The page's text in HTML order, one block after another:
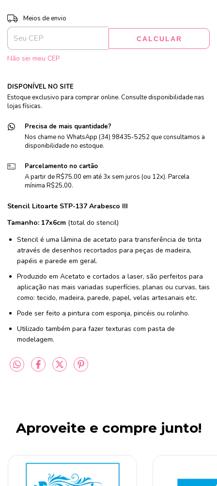
Entregas para o CEP:
Meios de envio
CALCULAR
Não sei meu CEP
DISPONÍVEL NO SITE
Estoque exclusivo para comprar online. Consulte disponibilidade nas
lojas físicas.
Precisa de mais quantidade?
Nos chame no WhatsApp (34) 98435-5252 que consultamos a
disponibilidade no estoque.
Parcelamento no cartão
A partir de R$75.00 em até 3x sem juros (ou 12x). Parcela
mínima R$25,00.
Stencil Litoarte STP-137 Arabesco III
Tamanho: 17x6cm (total do stencil)
Stencil é uma lâmina de acetato para transferência de tinta
através de desenhos recortados para peças de madeira,
papéis e parede em geral.
Produzido em Acetato e cortados a laser, são perfeitos para
aplicação nas mais variadas superfícies, planas ou curvas, tais
como: tecido, madeira, parede, papel, velas artesanais etc.
Pode ser feito a pintura com esponja, pincéis ou rolinho.
Utilizado também para fazer texturas com pasta de
modelagem.
Aproveite e compre junto!